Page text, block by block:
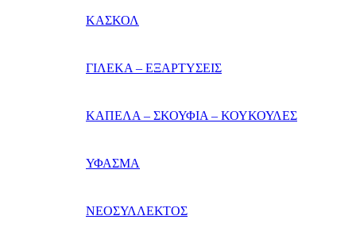
ΚΑΣΚΟΛ
ΓΙΛΕΚΑ – ΕΞΑΡΤΥΣΕΙΣ
ΚΑΠΕΛΑ – ΣΚΟΥΦΙΑ – ΚΟΥΚΟΥΛΕΣ
ΥΦΑΣΜΑ
ΝΕΟΣΥΛΛΕΚΤΟΣ